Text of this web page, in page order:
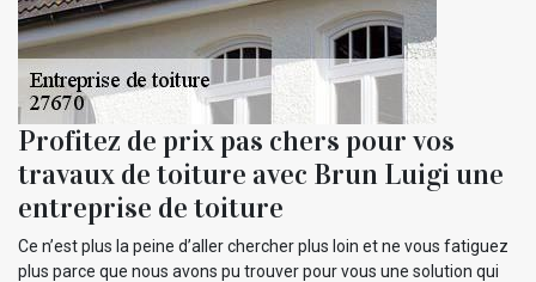
Profitez de prix pas chers pour vos
travaux de toiture avec Brun Luigi une
entreprise de toiture
Ce n’est plus la peine d’aller chercher plus loin et ne vous fatiguez
plus parce que nous avons pu trouver pour vous une solution qui